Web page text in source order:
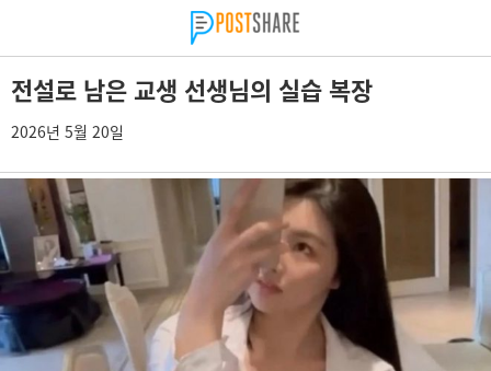
전설로 남은 교생 선생님의 실습 복장
2026년 5월 20일